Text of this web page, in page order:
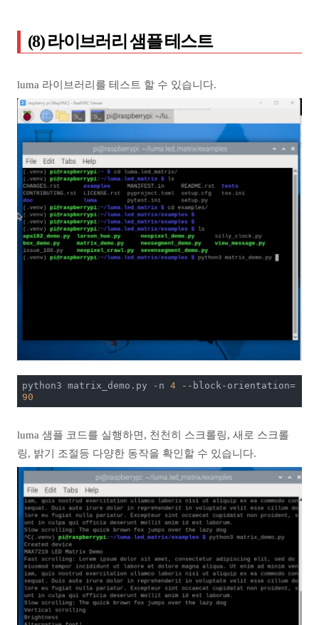
(8) 라이브러리 샘플 테스트
luma 라이브러리를 테스트 할 수 있습니다.
python3 matrix_demo.py -n 4 --block-orientation=
90
luma 샘플 코드를 실행하면, 천천히 스크롤링, 새로 스크롤
링, 밝기 조절등 다양한 동작을 확인할 수 있습니다.